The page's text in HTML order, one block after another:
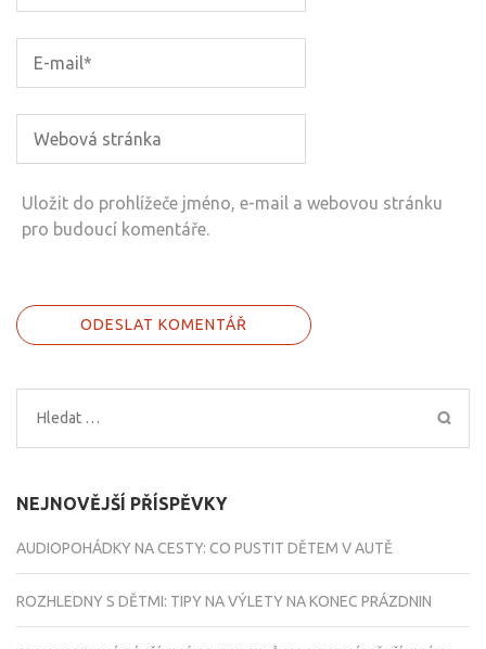
Uložit do prohlížeče jméno, e-mail a webovou stránku
pro budoucí komentáře.
Vyhledávání
NEJNOVĚJŠÍ PŘÍSPĚVKY
AUDIOPOHÁDKY NA CESTY: CO PUSTIT DĚTEM V AUTĚ
ROZHLEDNY S DĚTMI: TIPY NA VÝLETY NA KONEC PRÁZDNIN